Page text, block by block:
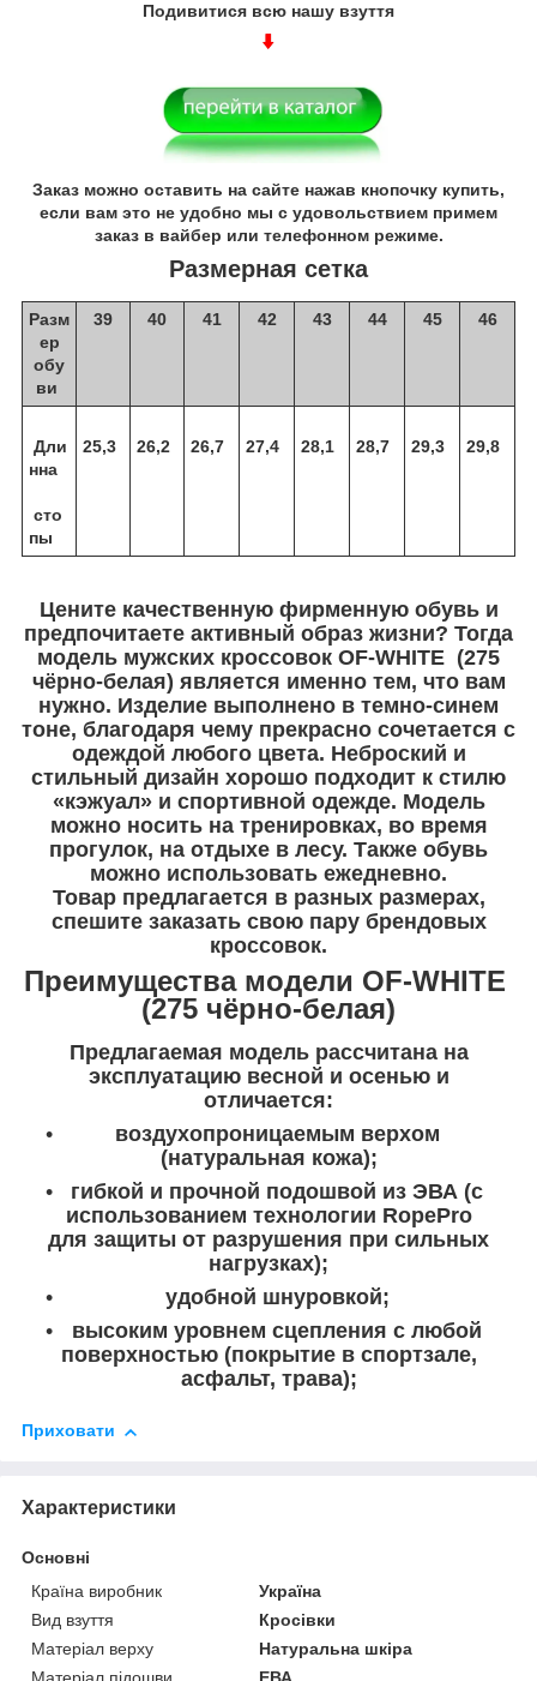
Подивитися всю нашу взуття
Заказ можно оставить на сайте нажав кнопочку купить,
если вам это не удобно мы с удовольствием примем
заказ в вайбер или телефонном режиме.
Размерная сетка
Разм
ер
обу
ви
39 40 41 42 43 44 45 46
Дли
нна
сто
пы
25,3 26,2 26,7 27,4 28,1 28,7 29,3 29,8
Цените качественную фирменную обувь и
предпочитаете активный образ жизни? Тогда
модель мужских кроссовок OF-WHITE (275
чёрно-белая) является именно тем, что вам
нужно. Изделие выполнено в темно-синем
тоне, благодаря чему прекрасно сочетается с
одеждой любого цвета. Неброский и
стильный дизайн хорошо подходит к стилю
«кэжуал» и спортивной одежде. Модель
можно носить на тренировках, во время
прогулок, на отдыхе в лесу. Также обувь
можно использовать ежедневно.
Товар предлагается в разных размерах,
спешите заказать свою пару брендовых
кроссовок.
Преимущества модели OF-WHITE
(275 чёрно-белая)
Предлагаемая модель рассчитана на
эксплуатацию весной и осенью и
отличается:
воздухопроницаемым верхом
(натуральная кожа);
гибкой и прочной подошвой из ЭВА (с
использованием технологии RopePro
для защиты от разрушения при сильных
нагрузках);
удобной шнуровкой;
высоким уровнем сцепления с любой
поверхностью (покрытие в спортзале,
асфальт, трава);
Приховати
Характеристики
Основні
Країна виробник
Україна
Вид взуття
Кросівки
Матеріал верху
Натуральна шкіра